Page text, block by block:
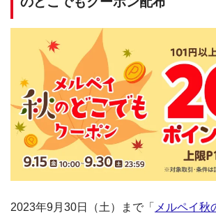
2023年9月30日（土）まで「 メルペイ秋